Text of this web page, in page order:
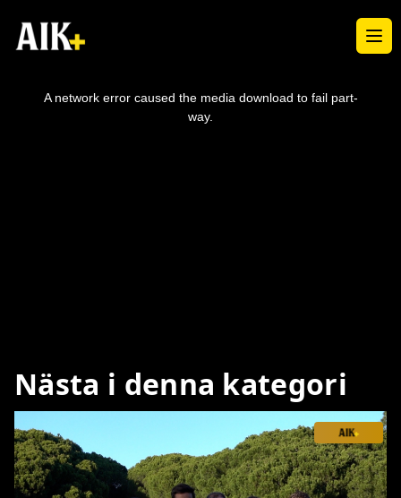
A network error caused the media download to fail part-
way.
Nästa i denna kategori